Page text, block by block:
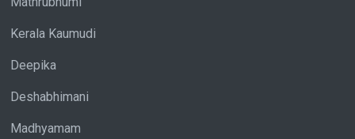
Kerala Kaumudi
Deepika
Deshabhimani
Madhyamam